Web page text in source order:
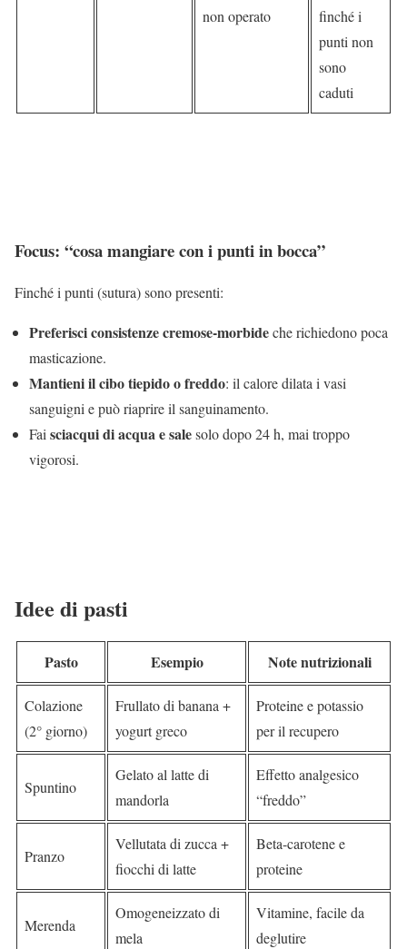
non operato
finché i
punti non
sono
caduti
Focus: “cosa mangiare con i punti in bocca”
Finché i punti (sutura) sono presenti:
Preferisci consistenze cremose-morbideche richiedono poca
masticazione.
Mantieni il cibo tiepido o freddo: il calore dilata i vasi
sanguigni e può riaprire il sanguinamento.
Faisciacqui di acqua e salesolo dopo 24 h, mai troppo
vigorosi.
Idee di pasti
Pasto Esempio Note nutrizionali
Colazione
(2° giorno)
Frullato di banana +
yogurt greco
Proteine e potassio
per il recupero
Spuntino
Gelato al latte di
mandorla
Effetto analgesico
“freddo”
Pranzo
Vellutata di zucca +
fiocchi di latte
Beta-carotene e
proteine
Merenda
Omogeneizzato di
mela
Vitamine, facile da
deglutire